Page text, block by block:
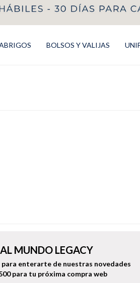
BOLSOS Y VALIJAS
MUNDO LEGACY
enterarte de nuestras novedades
para tu próxima compra web